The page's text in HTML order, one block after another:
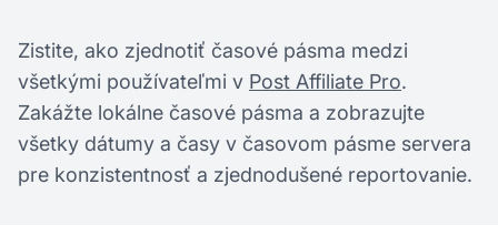
Zistite, ako zjednotiť časové pásma medzi
všetkými používateľmi v Post Affiliate Pro.
Zakážte lokálne časové pásma a zobrazujte
všetky dátumy a časy v časovom pásme servera
pre konzistentnosť a zjednodušené reportovanie.